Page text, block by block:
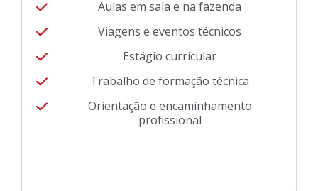
Aulas em sala e na fazenda
Viagens e eventos técnicos
Estágio curricular
Trabalho de formação técnica
Orientação e encaminhamento
profissional